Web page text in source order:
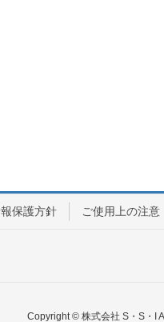
保護方針 ご使用上の注意
Copyright © 株式会社 S・S・I